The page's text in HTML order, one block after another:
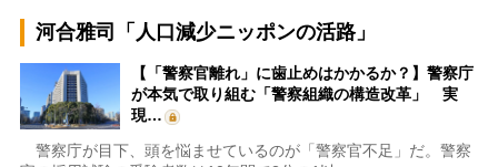
河合雅司「人口減少ニッポンの活路」
【「警察官離れ」に歯止めはかかるか？】警察庁
が本気で取り組む「警察組織の構造改革」 実
現…
警察庁が目下、頭を悩ませているのが「警察官不足」だ。警察